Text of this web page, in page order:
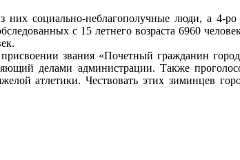
социально-неблагополучные люди, а 4-
с 15 летнего возраста 6960
звания «Почетный гражданин
делами администрации. Также
атлетики. Чествовать этих зиминцев